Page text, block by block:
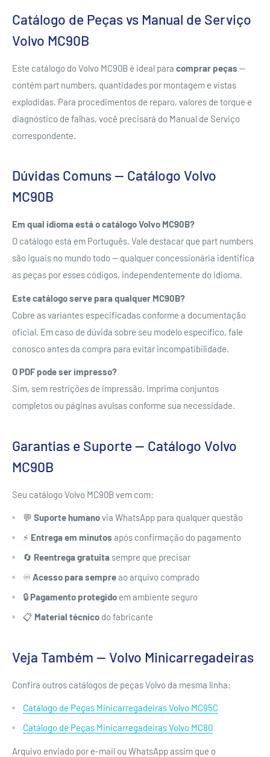
Catálogo de Peças vs Manual de Serviço
Volvo MC90B
Este catálogo do Volvo MC90B é ideal para comprar peças —
contém part numbers, quantidades por montagem e vistas
explodidas. Para procedimentos de reparo, valores de torque e
diagnóstico de falhas, você precisará do Manual de Serviço
correspondente.
Dúvidas Comuns — Catálogo Volvo
MC90B
Em qual idioma está o catálogo Volvo MC90B?
O catálogo está em Português. Vale destacar que part numbers
são iguais no mundo todo — qualquer concessionária identifica
as peças por esses códigos, independentemente do idioma.
Este catálogo serve para qualquer MC90B?
Cobre as variantes especificadas conforme a documentação
oficial. Em caso de dúvida sobre seu modelo específico, fale
conosco antes da compra para evitar incompatibilidade.
O PDF pode ser impresso?
Sim, sem restrições de impressão. Imprima conjuntos
completos ou páginas avulsas conforme sua necessidade.
Garantias e Suporte — Catálogo Volvo
MC90B
Seu catálogo Volvo MC90B vem com:
💬 Suporte humanovia WhatsApp para qualquer questão
⚡ Entrega em minutos após confirmação do pagamento
🔄 Reentrega gratuita sempre que precisar
♾️Acesso para sempreao arquivo comprado
🔒Pagamento protegido em ambiente seguro
📋 Material técnico do fabricante
Veja Também — Volvo Minicarregadeiras
Confira outros catálogos de peças Volvo da mesma linha:
Catálogo de Peças Minicarregadeiras Volvo MC95C
Catálogo de Peças Minicarregadeiras Volvo MC80
Arquivo enviado por e-mail ou WhatsApp assim que o